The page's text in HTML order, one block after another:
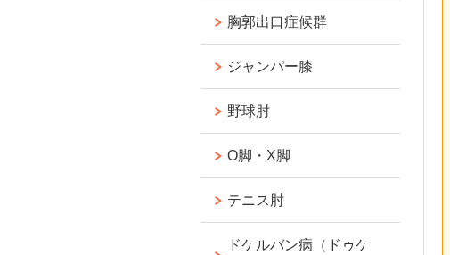
胸郭出口症候群
ジャンパー膝
野球肘
O脚・X脚
テニス肘
ドケルバン病（ドゥケ